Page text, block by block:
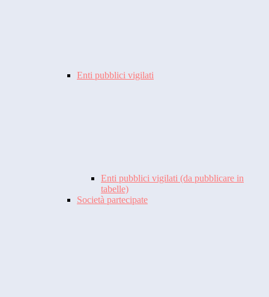
Enti pubblici vigilati
Enti pubblici vigilati (da pubblicare in
tabelle)
Società partecipate